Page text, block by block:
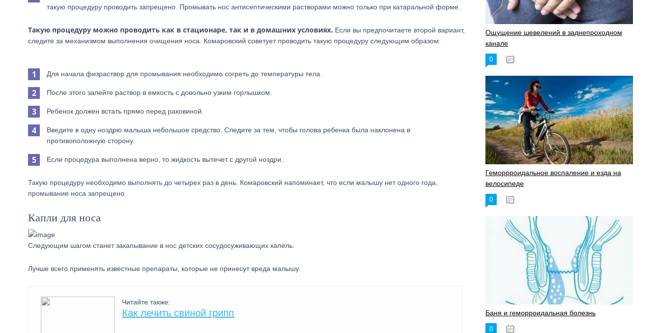
такую процедуру проводить запрещено. Промывать нос антисептическими растворами можно только при катаральной форме.
Такую процедуру можно проводить как в стационаре, так и в домашних условиях. Если вы предпочитаете второй вариант,
следите за механизмом выполнения очищения носа. Комаровский советует проводить такую процедуру следующим образом:
Для начала физраствор для промывания необходимо согреть до температуры тела.
После этого залейте раствор в емкость с довольно узким горлышком.
Ребенок должен встать прямо перед раковиной.
Введите в одну ноздрю малыша небольшое средство. Следите за тем, чтобы голова ребенка была наклонена в
противоположную сторону.
Если процедура выполнена верно, то жидкость вытечет с другой ноздри.
Такую процедуру необходимо выполнять до четырех раз в день. Комаровский напоминает, что если малышу нет одного года,
промывание носа запрещено.
Капли для носа
Следующим шагом станет закапывание в нос детских сосудосуживающих капель.
Лучше всего применять известные препараты, которые не принесут вреда малышу.
Читайте также:
Как лечить свиной грипп
Ощущение шевелений в заднепроходном
канале
0
Геморрроидальное воспаление и езда на
велосипеде
0
Баня и геморроидальная болезнь
0